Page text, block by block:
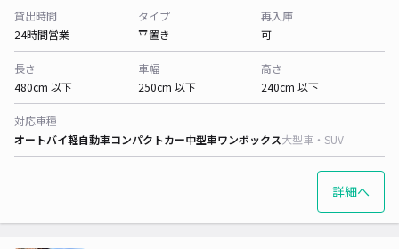
貸出時間
24時間営業
タイプ
平置き
再入庫
可
長さ
480cm 以下
車幅
250cm 以下
高さ
240cm 以下
対応車種
オートバイ軽自動車コンパクトカー中型車ワンボックス大型車・SUV
詳細へ